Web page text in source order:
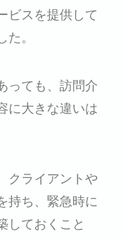
ビスを提供して
。
っても、訪問介
に大きな違いは
クライアントや
持ち、緊急時に
しておくこと